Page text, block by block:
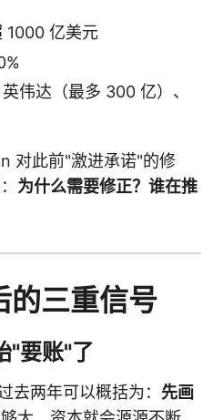
1000 亿美元
伟达（最多 300 亿）、
对此前"激进承诺"的修
为什么需要修正？谁在推
的三重信号
"要账"了
去两年可以概括为： 先画